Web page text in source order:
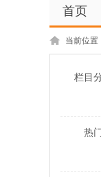
首页
当前位置
栏目
热